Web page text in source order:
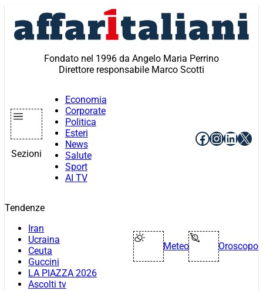
contenuto
Fondato nel 1996 da Angelo Maria Perrino
Direttore responsabile Marco Scotti
Sezioni
Economia
Corporate
Politica
Esteri
News
Salute
Sport
AI TV
Facebook
X
Tendenze
Iran
Ucraina
Ceuta
Guccini
LA PIAZZA 2026
Ascolti tv
Meteo Oroscopo